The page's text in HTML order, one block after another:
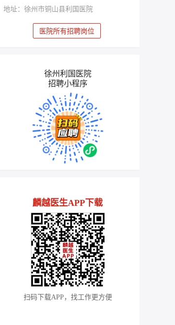
地址：徐州市铜山县利国医院
医院所有招聘岗位
徐州利国医院
招聘小程序
麟越医生APP下载
扫码下载APP，找工作更方便